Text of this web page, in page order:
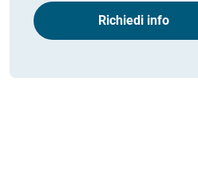
Richiedi info